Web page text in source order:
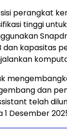
perangkat
tinggi
dan kapasitas
dan
telah
1 Desember